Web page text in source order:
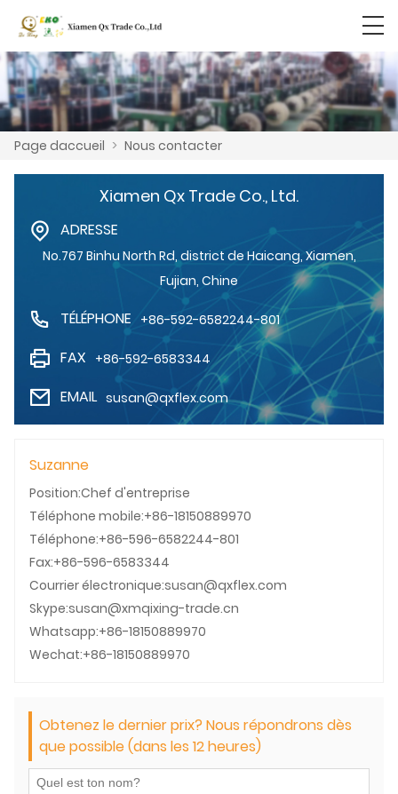
Page daccueil > Nous contacter
Xiamen Qx Trade Co., Ltd.
ADRESSE
No.767 Binhu North Rd, district de Haicang, Xiamen,
Fujian, Chine
TÉLÉPHONE +86-592-6582244-801
FAX +86-592-6583344
EMAIL susan@qxflex.com
Suzanne
Position:Chef d'entreprise
Téléphone mobile:+86-18150889970
Téléphone:+86-596-6582244-801
Fax:+86-596-6583344
Courrier électronique:susan@qxflex.com
Skype:susan@xmqixing-trade.cn
Whatsapp:+86-18150889970
Wechat:+86-18150889970
Obtenez le dernier prix? Nous répondrons dès
que possible (dans les 12 heures)